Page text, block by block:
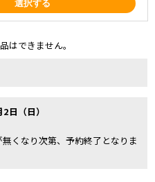
選択する
はできません。
日（日）
くなり次第、予約終了となりま